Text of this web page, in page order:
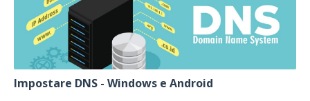
Impostare DNS - Windows e Android